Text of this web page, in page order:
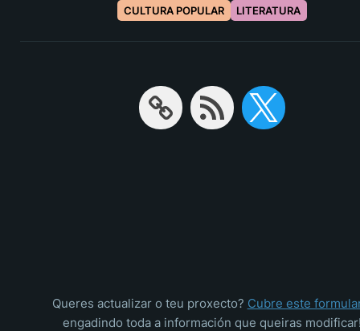
CULTURA POPULAR
LITERATURA
Queres actualizar o teu proxecto? Cubre este
engadindo toda a información que queiras